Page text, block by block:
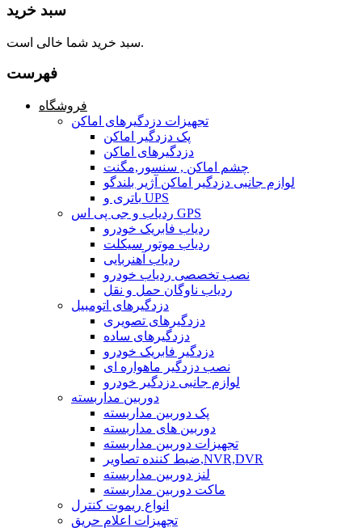
سبد خرید
سبد خرید شما خالی است.
فهرست
فروشگاه
تجهیزات دزدگیرهای اماکن
پک دزدگیر اماکن
دزدگیرهای اماکن
چشم اماکن , سنسور,مگنت
لوازم جانبی دزدگیر اماکن آژیر بلندگو
باتری و UPS
ردیاب و جی پی اس GPS
ردیاب فابریک خودرو
ردیاب موتور سیکلت
ردیاب آهنربایی
نصب تخصصی ردیاب خودرو
ردیاب ناوگان حمل و نقل
دزدگیرهای اتومبیل
دزدگیرهای تصویری
دزدگیرهای ساده
دزدگیر فابریک خودرو
نصب دزدگیر ماهواره ای
لوازم جانبی دزدگیر خودرو
دوربین مداربسته
پک دوربین مداربسته
دوربین های مداربسته
تجهیزات دوربین مداربسته
ضبط کننده تصاویر,NVR,DVR
لنز دوربین مداربسته
ماکت دوربین مداربسته
انواع ریموت کنترل
تجهیزات اعلام حریق